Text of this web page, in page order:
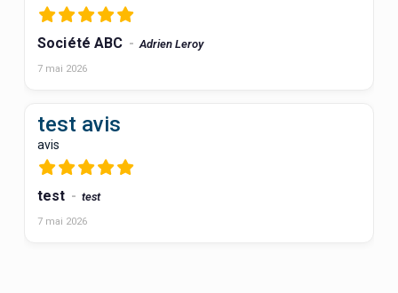
Société ABC Adrien Leroy
7 mai 2026
test avis
avis
test test
7 mai 2026